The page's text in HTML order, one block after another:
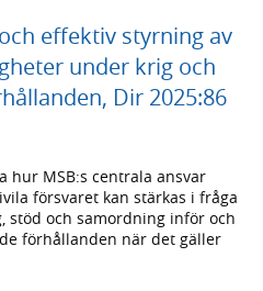
effektiv styrning av
under krig och
Dir 2025:86
hur MSB:s centrala ansvar
försvaret kan stärkas i fråga
stöd och samordning inför och
förhållanden när det gäller